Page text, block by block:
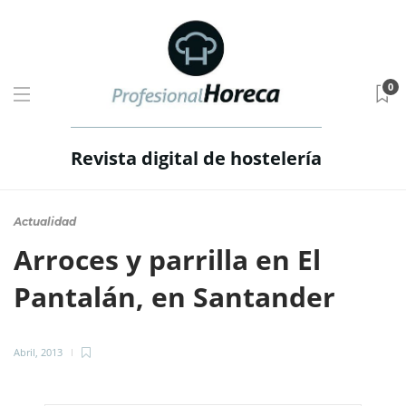
Revista digital de hostelería
0
Actualidad
Arroces y parrilla en El
Pantalán, en Santander
Abril, 2013